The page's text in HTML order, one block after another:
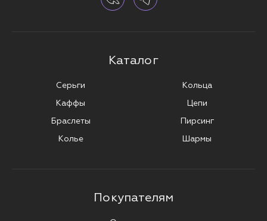
Каталог
Серьги
Каффы
Браслеты
Колье
Кольца
Цепи
Пирсинг
Шармы
Покупателям